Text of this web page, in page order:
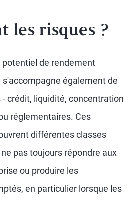
les risques ?
potentiel de rendement
également de
crédit, liquidité, concentration
réglementaires. Ces
différentes classes
pas toujours répondre aux
ou produire les
en particulier lorsque les